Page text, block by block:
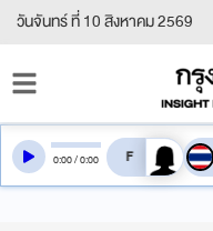
วันจันทร์ ที่ 10 สิงหาคม 2569
0:00/0:00 สลับเสียงอ่าน